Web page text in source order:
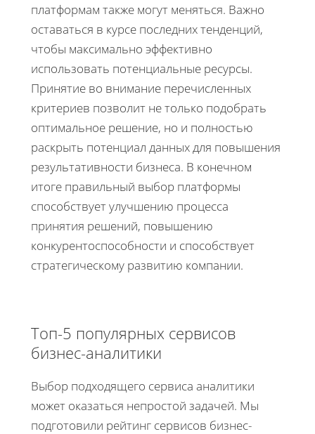
платформам также могут меняться. Важно
оставаться в курсе последних тенденций,
чтобы максимально эффективно
использовать потенциальные ресурсы.
Принятие во внимание перечисленных
критериев позволит не только подобрать
оптимальное решение, но и полностью
раскрыть потенциал данных для повышения
результативности бизнеса. В конечном
итоге правильный выбор платформы
способствует улучшению процесса
принятия решений, повышению
конкурентоспособности и способствует
стратегическому развитию компании.
Топ-5 популярных сервисов
бизнес-аналитики
Выбор подходящего сервиса аналитики
может оказаться непростой задачей. Мы
подготовили рейтинг сервисов бизнес-